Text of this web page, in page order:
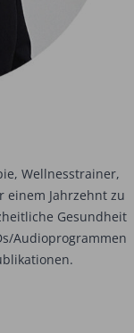
Wellnesstrainer,
einem Jahrzehnt zu
Gesundheit
Audioprogrammen